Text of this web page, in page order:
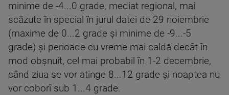
minime de -4...0 grade, mediat regional, mai
scăzute în special în jurul datei de 29 noiembrie
(maxime de 0...2 grade și minime de -9...-5
grade) și perioade cu vreme mai caldă decât în
mod obșnuit, cel mai probabil în 1-2 decembrie,
când ziua se vor atinge 8...12 grade și noaptea nu
vor coborî sub 1...4 grade.